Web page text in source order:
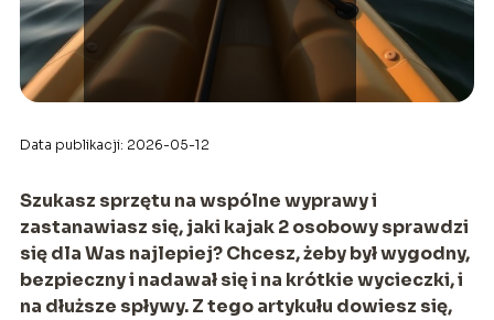
Data publikacji: 2026-05-12
Szukasz sprzętu na wspólne wyprawy i
zastanawiasz się, jaki kajak 2 osobowy sprawdzi
się dla Was najlepiej? Chcesz, żeby był wygodny,
bezpieczny i nadawał się i na krótkie wycieczki, i
na dłuższe spływy. Z tego artykułu dowiesz się,